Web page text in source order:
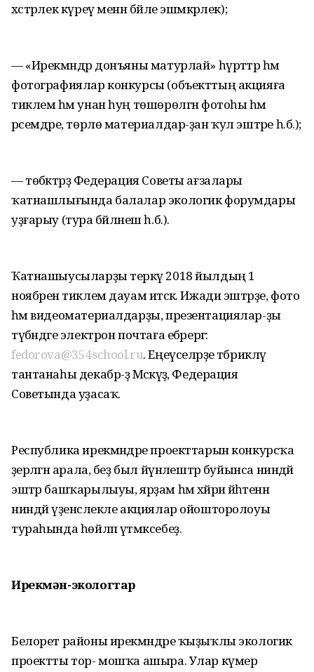
хәстәрлек күреү менән бәйле эшмәкәрлек);
— «Ирекмәндәр донъяны матурлай» һүрәттәр һәм
фотографиялар конкурсы (объекттың акцияға
тиклем һәм унан һуң төшөрөлгән фотоһы һәм
рәсемдәре, төрлө материалдар-ҙан ҡул эштәре һ.б.);
— төбәктәрҙә Федерация Советы ағзалары
ҡатнашлығында балалар экологик форумдары
уҙғарыу (тура бәйләнеш һ.б.).
Ҡатнашыусыларҙы теркәү 2018 йылдың 1
ноябренә тиклем дауам итәсәк. Ижади эштәрҙе, фото
һәм видеоматериалдарҙы, презентациялар-ҙы
түбәндәге электрон почтаға ебәрергә:
fedorova@354school.ru. Еңеүселәрҙе тәбрикләү
тантанаһы декабр-ҙә Мәскәүҙә, Федерация
Советында уҙасаҡ.
Республика ирекмәндәре проекттарын конкурсҡа
әҙерләгән арала, беҙ был йүнәлештәр буйынса ниндәй
эштәр башҡарылыуы, ярҙам һәм хәйриә йәһәтенән
ниндәй үҙенсәлекле акциялар ойошторолоуы
тураһында һөйләп үтмәксебеҙ.
Ирекмән-экологтар
Белорет районы ирекмәндәре ҡыҙыҡлы экологик
проектты тор- мошҡа ашыра. Улар күмер